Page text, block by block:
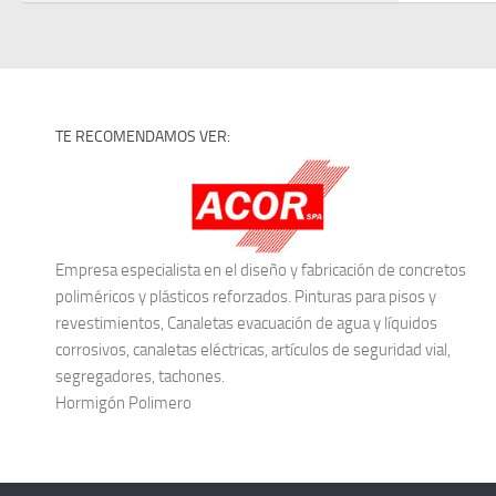
TE RECOMENDAMOS VER:
Empresa especialista en el diseño y fabricación de concretos
poliméricos y plásticos reforzados. Pinturas para pisos y
revestimientos, Canaletas evacuación de agua y líquidos
corrosivos, canaletas eléctricas, artículos de seguridad vial,
segregadores, tachones.
Hormigón Polimero